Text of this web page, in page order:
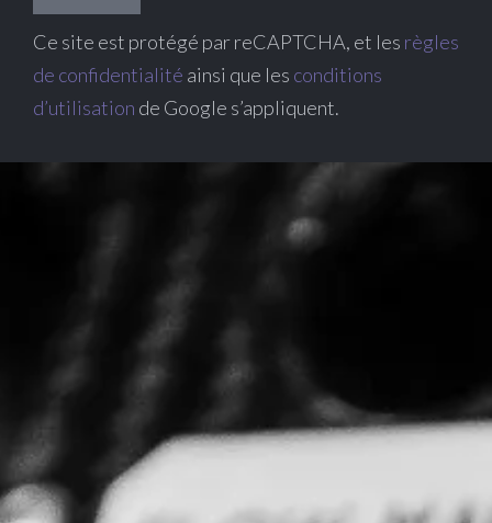
Ce site est protégé par reCAPTCHA, et les règles
de confidentialité ainsi que les conditions
d’utilisation de Google s’appliquent.